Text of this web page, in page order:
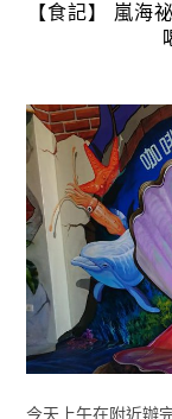
【食記】 嵐海
今天上午在附近辦